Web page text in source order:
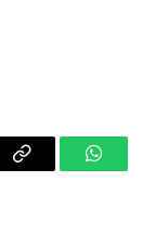
Copy